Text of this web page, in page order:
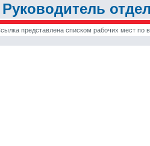
Руководитель
представлена списком рабочих мест по